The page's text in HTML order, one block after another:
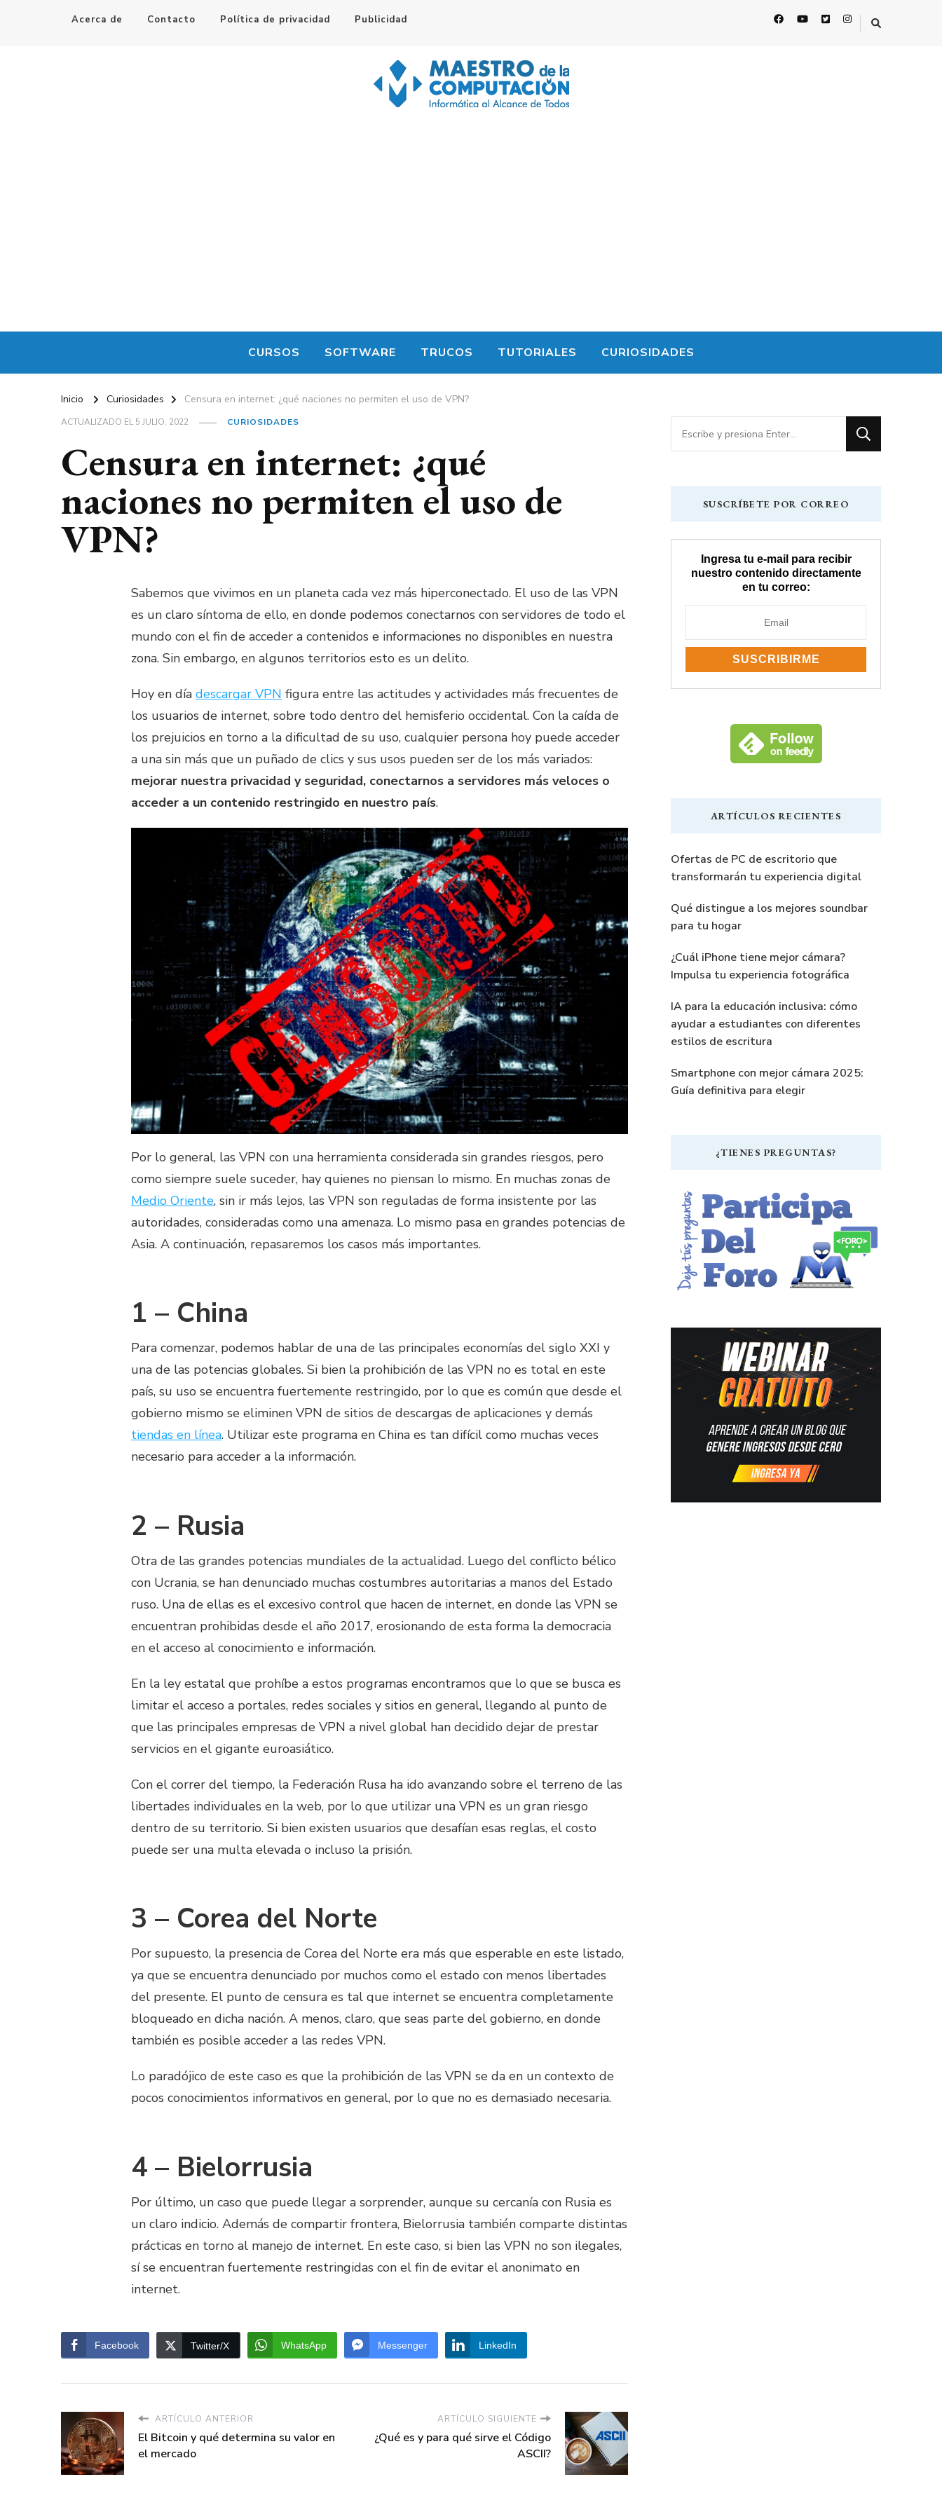
Acerca de Contacto Política de privacidad Publicidad
CURSOS SOFTWARE TRUCOS TUTORIALES CURIOSIDADES
Inicio Curiosidades Censura en internet: ¿qué naciones no permiten el uso de VPN?
ACTUALIZADO EL5 JULIO, 2022 CURIOSIDADES
Censura en internet: ¿qué
naciones no permiten el uso de
VPN?
Sabemos que vivimos en un planeta cada vez más hiperconectado. El uso de las VPN
es un claro síntoma de ello, en donde podemos conectarnos con servidores de todo el
mundo con el fin de acceder a contenidos e informaciones no disponibles en nuestra
zona. Sin embargo, en algunos territorios esto es un delito.
Hoy en día descargar VPN figura entre las actitudes y actividades más frecuentes de
los usuarios de internet, sobre todo dentro del hemisferio occidental. Con la caída de
los prejuicios en torno a la dificultad de su uso, cualquier persona hoy puede acceder
a una sin más que un puñado de clics y sus usos pueden ser de los más variados:
mejorar nuestra privacidad y seguridad, conectarnos a servidores más veloces o
acceder a un contenido restringido en nuestro país.
Por lo general, las VPN con una herramienta considerada sin grandes riesgos, pero
como siempre suele suceder, hay quienes no piensan lo mismo. En muchas zonas de
Medio Oriente, sin ir más lejos, las VPN son reguladas de forma insistente por las
autoridades, consideradas como una amenaza. Lo mismo pasa en grandes potencias de
Asia. A continuación, repasaremos los casos más importantes.
1 – China
Para comenzar, podemos hablar de una de las principales economías del siglo XXI y
una de las potencias globales. Si bien la prohibición de las VPN no es total en este
país, su uso se encuentra fuertemente restringido, por lo que es común que desde el
gobierno mismo se eliminen VPN de sitios de descargas de aplicaciones y demás
tiendas en línea. Utilizar este programa en China es tan difícil como muchas veces
necesario para acceder a la información.
2 – Rusia
Otra de las grandes potencias mundiales de la actualidad. Luego del conflicto bélico
con Ucrania, se han denunciado muchas costumbres autoritarias a manos del Estado
ruso. Una de ellas es el excesivo control que hacen de internet, en donde las VPN se
encuentran prohibidas desde el año 2017, erosionando de esta forma la democracia
en el acceso al conocimiento e información.
En la ley estatal que prohíbe a estos programas encontramos que lo que se busca es
limitar el acceso a portales, redes sociales y sitios en general, llegando al punto de
que las principales empresas de VPN a nivel global han decidido dejar de prestar
servicios en el gigante euroasiático.
Con el correr del tiempo, la Federación Rusa ha ido avanzando sobre el terreno de las
libertades individuales en la web, por lo que utilizar una VPN es un gran riesgo
dentro de su territorio. Si bien existen usuarios que desafían esas reglas, el costo
puede ser una multa elevada o incluso la prisión.
3 – Corea del Norte
Por supuesto, la presencia de Corea del Norte era más que esperable en este listado,
ya que se encuentra denunciado por muchos como el estado con menos libertades
del presente. El punto de censura es tal que internet se encuentra completamente
bloqueado en dicha nación. A menos, claro, que seas parte del gobierno, en donde
también es posible acceder a las redes VPN.
Lo paradójico de este caso es que la prohibición de las VPN se da en un contexto de
pocos conocimientos informativos en general, por lo que no es demasiado necesaria.
4 – Bielorrusia
Por último, un caso que puede llegar a sorprender, aunque su cercanía con Rusia es
un claro indicio. Además de compartir frontera, Bielorrusia también comparte distintas
prácticas en torno al manejo de internet. En este caso, si bien las VPN no son ilegales,
sí se encuentran fuertemente restringidas con el fin de evitar el anonimato en
internet.
Facebook Twitter/X WhatsApp Messenger LinkedIn
ARTÍCULO ANTERIOR
El Bitcoin y qué determina su valor en
el mercado
ARTÍCULO SIGUIENTE
¿Qué es y para qué sirve el Código
ASCII?
¿Buscas
algo?
SUSCRÍBETE POR CORREO
Ingresa tu e-mail para recibir
nuestro contenido directamente
en tu correo:
ARTÍCULOS RECIENTES
Ofertas de PC de escritorio que
transformarán tu experiencia digital
Qué distingue a los mejores soundbar
para tu hogar
¿Cuál iPhone tiene mejor cámara?
Impulsa tu experiencia fotográfica
IA para la educación inclusiva: cómo
ayudar a estudiantes con diferentes
estilos de escritura
Smartphone con mejor cámara 2025:
Guía definitiva para elegir
¿TIENES PREGUNTAS?